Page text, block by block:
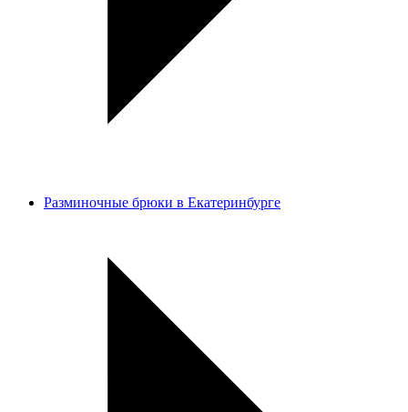
Разминочные брюки в Екатеринбурге